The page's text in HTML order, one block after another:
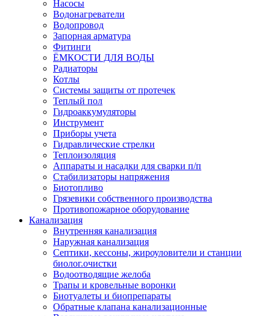
Насосы
Водонагреватели
Водопровод
Запорная арматура
Фитинги
ЁМКОСТИ ДЛЯ ВОДЫ
Радиаторы
Котлы
Системы защиты от протечек
Теплый пол
Гидроаккумуляторы
Инструмент
Приборы учета
Гидравлические стрелки
Теплоизоляция
Аппараты и насадки для сварки п/п
Стабилизаторы напряжения
Биотопливо
Грязевики собственного производства
Противопожарное оборудование
Канализация
Внутренняя канализация
Наружная канализация
Септики, кессоны, жироуловители и станции
биолог.очистки
Водоотводящие желоба
Трапы и кровельные воронки
Биотуалеты и биопрепараты
Обратные клапана канализационные